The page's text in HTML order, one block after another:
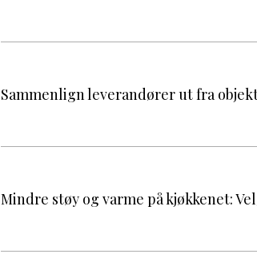
Sammenlign leverandører ut fra
Mindre støy og varme på kjøkkenet: